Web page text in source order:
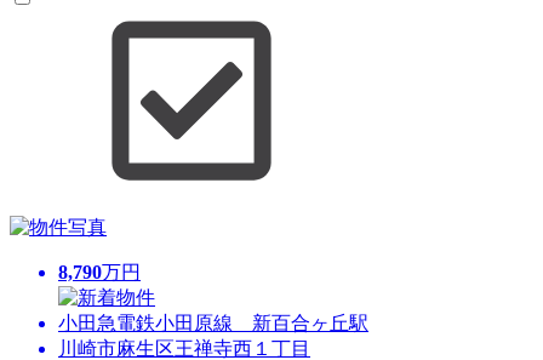
8,790万円
小田急電鉄小田原線 新百合ヶ丘駅
川崎市麻生区王禅寺西１丁目